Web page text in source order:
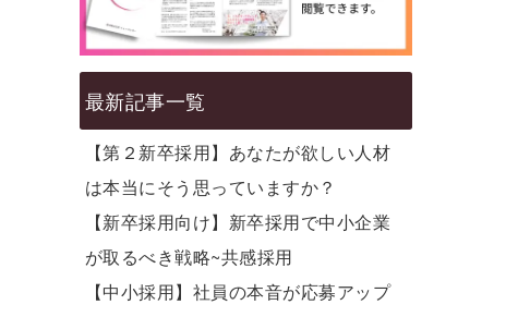
最新記事一覧
【第２新卒採用】あなたが欲しい人材
は本当にそう思っていますか？
【新卒採用向け】新卒採用で中小企業
が取るべき戦略~共感採用
【中小採用】社員の本音が応募アップ